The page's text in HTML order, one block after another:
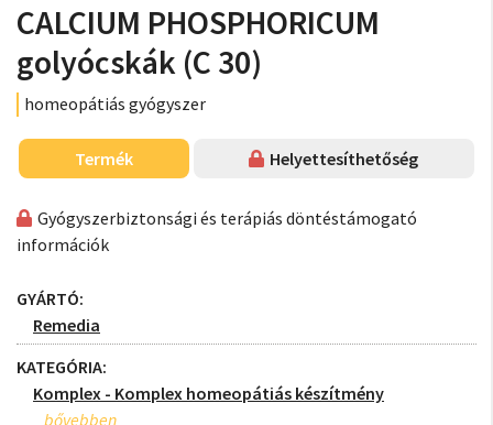
CALCIUM PHOSPHORICUM
golyócskák (C 30)
homeopátiás gyógyszer
Termék Helyettesíthetőség
Gyógyszerbiztonsági és terápiás döntéstámogató
információk
GYÁRTÓ:
Remedia
KATEGÓRIA:
Komplex - Komplex homeopátiás készítmény